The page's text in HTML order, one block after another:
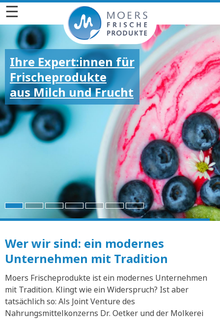
☰
Ihre Expert:innen für
Frischeprodukte
aus Milch und Frucht
Wer wir sind: ein modernes
Unternehmen mit Tradition
Moers Frischeprodukte ist ein modernes Unternehmen
mit Tradition. Klingt wie ein Widerspruch? Ist aber
tatsächlich so: Als Joint Venture des
Nahrungsmittelkonzerns Dr. Oetker und der Molkerei